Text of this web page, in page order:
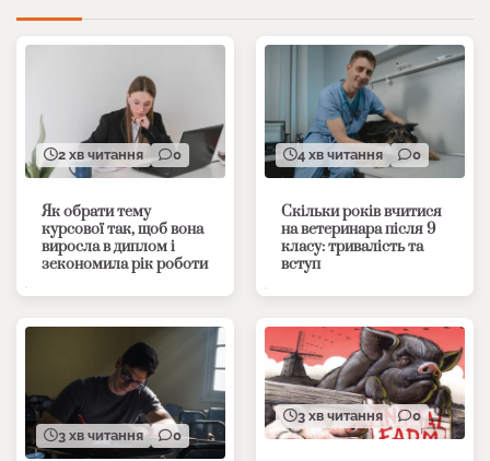
2 хв читання 0
Як обрати тему
курсової так, щоб вона
виросла в диплом і
зекономила рік роботи
4 хв читання 0
Скільки років вчитися
на ветеринара після 9
класу: тривалість та
вступ
3 хв читання 0
3 хв читання 0